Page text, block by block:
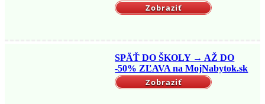
Zobraziť
SPÄŤ DO ŠKOLY → AŽ DO
-50% ZĽAVA na MojNabytok.sk
Zobraziť